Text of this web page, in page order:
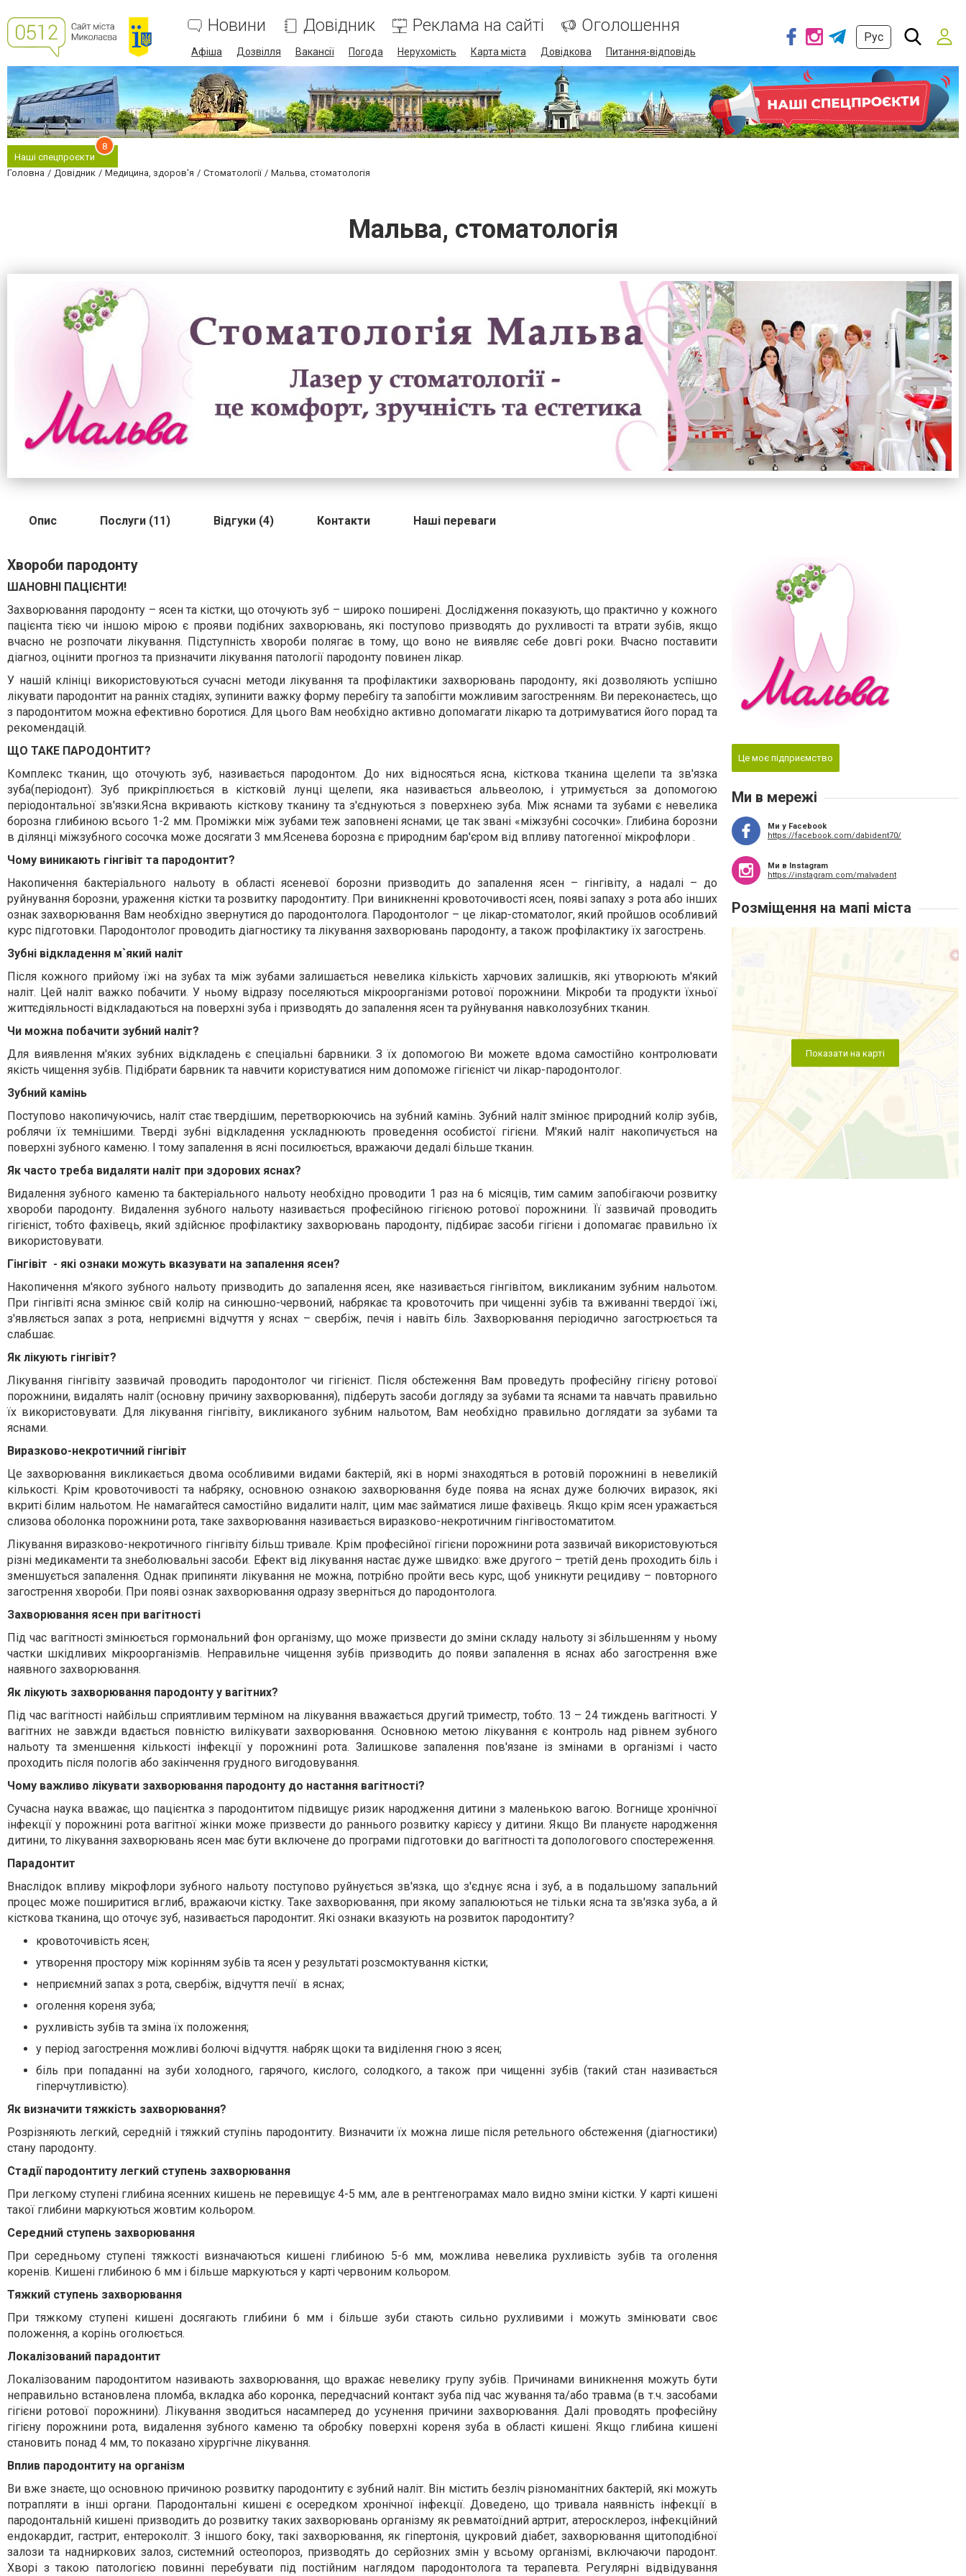
Новини Довідник Реклама на сайті Оголошення
Афіша Дозвілля Вакансії Погода Нерухомість Карта міста Довідкова Питання-відповідь
Рус
Наші спецпроєкти
8
Головна Довідник Медицина, здоров'я Стоматології Мальва, стоматологія
Мальва, стоматологія
Опис Послуги (11) Відгуки (4) Контакти Наші переваги
Хвороби пародонту
ШАНОВНІ ПАЦІЄНТИ!
Захворювання пародонту – ясен та кістки, що оточують зуб – широко поширені. Дослідження показують, що практично у кожного
пацієнта тією чи іншою мірою є прояви подібних захворювань, які поступово призводять до рухливості та втрати зубів, якщо
вчасно не розпочати лікування. Підступність хвороби полягає в тому, що воно не виявляє себе довгі роки. Вчасно поставити
діагноз, оцінити прогноз та призначити лікування патології пародонту повинен лікар.
У нашій клініці використовуються сучасні методи лікування та профілактики захворювань пародонту, які дозволяють успішно
лікувати пародонтит на ранніх стадіях, зупинити важку форму перебігу та запобігти можливим загостренням. Ви переконаєтесь, що
з пародонтитом можна ефективно боротися. Для цього Вам необхідно активно допомагати лікарю та дотримуватися його порад та
рекомендацій.
ЩО ТАКЕ ПАРОДОНТИТ?
Комплекс тканин, що оточують зуб, називається пародонтом. До них відносяться ясна, кісткова тканина щелепи та зв'язка
зуба(періодонт). Зуб прикріплюється в кістковій лунці щелепи, яка називається альвеолою, і утримується за допомогою
періодонтальної зв'язки.Ясна вкривають кісткову тканину та з'єднуються з поверхнею зуба. Між яснами та зубами є невелика
борозна глибиною всього 1-2 мм. Проміжки між зубами теж заповнені яснами; це так звані «міжзубні сосочки». Глибина борозни
в ділянці міжзубного сосочка може досягати 3 мм.Ясенева борозна є природним бар'єром від впливу патогенної мікрофлори .
Чому виникають гінгівіт та пародонтит?
Накопичення бактеріального нальоту в області ясеневої борозни призводить до запалення ясен – гінгівіту, а надалі – до
руйнування борозни, ураження кістки та розвитку пародонтиту. При виникненні кровоточивості ясен, появі запаху з рота або інших
ознак захворювання Вам необхідно звернутися до пародонтолога. Пародонтолог – це лікар-стоматолог, який пройшов особливий
курс підготовки. Пародонтолог проводить діагностику та лікування захворювань пародонту, а також профілактику їх загострень.
Зубні відкладення м`який наліт
Після кожного прийому їжі на зубах та між зубами залишається невелика кількість харчових залишків, які утворюють м'який
наліт. Цей наліт важко побачити. У ньому відразу поселяються мікроорганізми ротової порожнини. Мікроби та продукти їхньої
життєдіяльності відкладаються на поверхні зуба і призводять до запалення ясен та руйнування навколозубних тканин.
Чи можна побачити зубний наліт?
Для виявлення м'яких зубних відкладень є спеціальні барвники. З їх допомогою Ви можете вдома самостійно контролювати
якість чищення зубів. Підібрати барвник та навчити користуватися ним допоможе гігієніст чи лікар-пародонтолог.
Зубний камінь
Поступово накопичуючись, наліт стає твердішим, перетворюючись на зубний камінь. Зубний наліт змінює природний колір зубів,
роблячи їх темнішими. Тверді зубні відкладення ускладнюють проведення особистої гігієни. М'який наліт накопичується на
поверхні зубного каменю. І тому запалення в ясні посилюється, вражаючи дедалі більше тканин.
Як часто треба видаляти наліт при здорових яснах?
Видалення зубного каменю та бактеріального нальоту необхідно проводити 1 раз на 6 місяців, тим самим запобігаючи розвитку
хвороби пародонту. Видалення зубного нальоту називається професійною гігієною ротової порожнини. Її зазвичай проводить
гігієніст, тобто фахівець, який здійснює профілактику захворювань пародонту, підбирає засоби гігієни і допомагає правильно їх
використовувати.
Гінгівіт - які ознаки можуть вказувати на запалення ясен?
Накопичення м'якого зубного нальоту призводить до запалення ясен, яке називається гінгівітом, викликаним зубним нальотом.
При гінгівіті ясна змінює свій колір на синюшно-червоний, набрякає та кровоточить при чищенні зубів та вживанні твердої їжі,
з'являється запах з рота, неприємні відчуття у яснах – свербіж, печія і навіть біль. Захворювання періодично загострюється та
слабшає.
Як лікують гінгівіт?
Лікування гінгівіту зазвичай проводить пародонтолог чи гігієніст. Після обстеження Вам проведуть професійну гігієну ротової
порожнини, видалять наліт (основну причину захворювання), підберуть засоби догляду за зубами та яснами та навчать правильно
їх використовувати. Для лікування гінгівіту, викликаного зубним нальотом, Вам необхідно правильно доглядати за зубами та
яснами.
Виразково-некротичний гінгівіт
Це захворювання викликається двома особливими видами бактерій, які в нормі знаходяться в ротовій порожнині в невеликій
кількості. Крім кровоточивості та набряку, основною ознакою захворювання буде поява на яснах дуже болючих виразок, які
вкриті білим нальотом. Не намагайтеся самостійно видалити наліт, цим має займатися лише фахівець. Якщо крім ясен уражається
слизова оболонка порожнини рота, таке захворювання називається виразково-некротичним гінгівостоматитом.
Лікування виразково-некротичного гінгівіту більш тривале. Крім професійної гігієни порожнини рота зазвичай використовуються
різні медикаменти та знеболювальні засоби. Ефект від лікування настає дуже швидко: вже другого – третій день проходить біль і
зменшується запалення. Однак припиняти лікування не можна, потрібно пройти весь курс, щоб уникнути рецидиву – повторного
загострення хвороби. При появі ознак захворювання одразу зверніться до пародонтолога.
Захворювання ясен при вагітності
Під час вагітності змінюється гормональний фон організму, що може призвести до зміни складу нальоту зі збільшенням у ньому
частки шкідливих мікроорганізмів. Неправильне чищення зубів призводить до появи запалення в яснах або загострення вже
наявного захворювання.
Як лікують захворювання пародонту у вагітних?
Під час вагітності найбільш сприятливим терміном на лікування вважається другий триместр, тобто. 13 – 24 тиждень вагітності. У
вагітних не завжди вдається повністю вилікувати захворювання. Основною метою лікування є контроль над рівнем зубного
нальоту та зменшення кількості інфекції у порожнині рота. Залишкове запалення пов'язане із змінами в організмі і часто
проходить після пологів або закінчення грудного вигодовування.
Чому важливо лікувати захворювання пародонту до настання вагітності?
Сучасна наука вважає, що пацієнтка з пародонтитом підвищує ризик народження дитини з маленькою вагою. Вогнище хронічної
інфекції у порожнині рота вагітної жінки може призвести до раннього розвитку карієсу у дитини. Якщо Ви плануєте народження
дитини, то лікування захворювань ясен має бути включене до програми підготовки до вагітності та допологового спостереження.
Парадонтит
Внаслідок впливу мікрофлори зубного нальоту поступово руйнується зв'язка, що з'єднує ясна і зуб, а в подальшому запальний
процес може поширитися вглиб, вражаючи кістку. Таке захворювання, при якому запалюються не тільки ясна та зв'язка зуба, а й
кісткова тканина, що оточує зуб, називається пародонтит. Які ознаки вказують на розвиток пародонтиту?
кровоточивість ясен;
утворення простору між корінням зубів та ясен у результаті розсмоктування кістки;
неприємний запах з рота, свербіж, відчуття печії в яснах;
оголення кореня зуба;
рухливість зубів та зміна їх положення;
у період загострення можливі болючі відчуття. набряк щоки та виділення гною з ясен;
біль при попаданні на зуби холодного, гарячого, кислого, солодкого, а також при чищенні зубів (такий стан називається
гіперчутливістю).
Як визначити тяжкість захворювання?
Розрізняють легкий, середній і тяжкий ступінь пародонтиту. Визначити їх можна лише після ретельного обстеження (діагностики)
стану пародонту.
Стадії пародонтиту легкий ступень захворювання
При легкому ступені глибина ясенних кишень не перевищує 4-5 мм, але в рентгенограмах мало видно зміни кістки. У карті кишені
такої глибини маркуються жовтим кольором.
Середний ступень захворювання
При середньому ступені тяжкості визначаються кишені глибиною 5-6 мм, можлива невелика рухливість зубів та оголення
коренів. Кишені глибиною 6 мм і більше маркуються у карті червоним кольором.
Тяжкий ступень захворювання
При тяжкому ступені кишені досягають глибини 6 мм і більше зуби стають сильно рухливими і можуть змінювати своє
положення, а корінь оголюється.
Локалізований парадонтит
Локалізованим пародонтитом називають захворювання, що вражає невелику групу зубів. Причинами виникнення можуть бути
неправильно встановлена пломба, вкладка або коронка, передчасний контакт зуба під час жування та/або травма (в т.ч. засобами
гігієни ротової порожнини). Лікування зводиться насамперед до усунення причини захворювання. Далі проводять професійну
гігієну порожнини рота, видалення зубного каменю та обробку поверхні кореня зуба в області кишені. Якщо глибина кишені
становить понад 4 мм, то показано хірургічне лікування.
Вплив пародонтиту на організм
Ви вже знаєте, що основною причиною розвитку пародонтиту є зубний наліт. Він містить безліч різноманітних бактерій, які можуть
потрапляти в інші органи. Пародонтальні кишені є осередком хронічної інфекції. Доведено, що тривала наявність інфекції в
пародонтальній кишені призводить до розвитку таких захворювань організму як ревматоїдний артрит, атеросклероз, інфекційний
ендокардит, гастрит, ентероколіт. З іншого боку, такі захворювання, як гіпертонія, цукровий діабет, захворювання щитоподібної
залози та надниркових залоз, системний остеопороз, призводять до серйозних змін у всьому організмі, включаючи пародонт.
Хворі з такою патологією повинні перебувати під постійним наглядом пародонтолога та терапевта. Регулярні відвідування
Це моє підприємство
Ми в мережі
Ми у Facebook
https://facebook.com/dabident70/
Ми в Instagram
https://instagram.com/malvadent
Розміщення на мапі міста
Показати на карті